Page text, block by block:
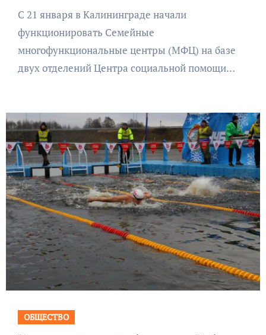
С 21 января в Калининграде начали
функционировать Семейные
многофункциональные центры (МФЦ) на базе
двух отделений Центра социальной помощи…
ОБЩЕСТВО